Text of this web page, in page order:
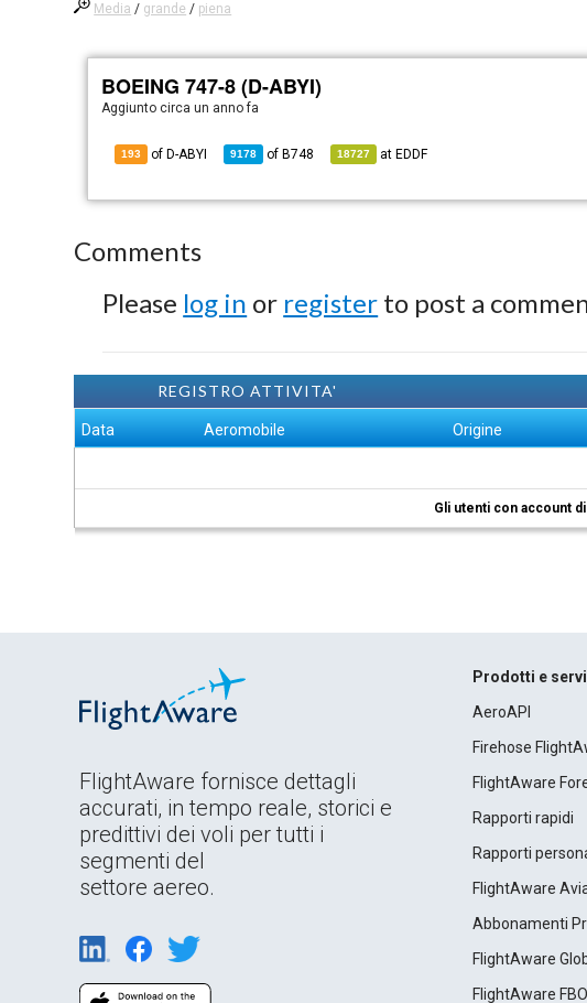
Media / grande / piena
BOEING 747-8 (D-ABYI)
Aggiunto circa un anno fa
193 of D-ABYI 9178 of B748 18727 at EDDF
Comments
Please log in or register to post a
REGISTRO ATTIVITA'
Data Aeromobile Origine
Gli utenti con account
FlightAware fornisce dettagli
accurati, in tempo reale, storici e
predittivi dei voli per tutti i
segmenti del
settore aereo.
Prodotti e
AeroAPI
Firehose
FlightAware
Rapporti rapidi
Rapporti
FlightAware
Abbonamenti
FlightAware
FlightAware